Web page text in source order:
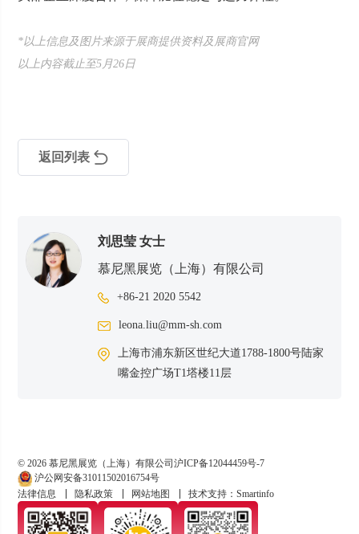
*以上信息及图片来源于展商提供资料及展商官网
以上内容截止至5月26日
返回列表
刘思莹 女士
慕尼黑展览（上海）有限公司
+86-21 2020 5542
leona.liu@mm-sh.com
上海市浦东新区世纪大道1788-1800号陆家
嘴金控广场T1塔楼11层
© 2026 慕尼黑展览（上海）有限公司沪ICP备12044459号-7
沪公网安备31011502016754号
法律信息
隐私政策 网站地图 技术支持：Smartinfo